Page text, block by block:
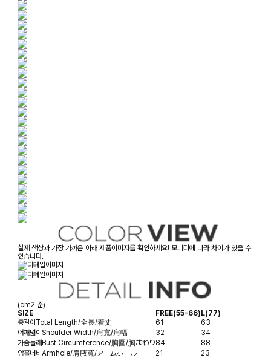
실제 색상과 가장 가까운 아래 제품이미지를 확인하세요! 모니터에 따라 차이가 있을 수
있습니다.
(cm기준)
SIZE
FREE(55-66)L(77)
총길이Total Length/全長/着丈 61
63
어깨넓이Shoulder Width/肩寬/肩幅 32
34
가슴둘레Bust Circumference/胸圍/胸まわり84
88
암홀너비Armhole/肩腋寬/アームホール 21
23